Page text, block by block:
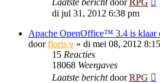
Laatste berichtdoorRPG
di jul 31, 2012 6:38 pm
Apache OpenOffice™ 3.4 is klaar
doorfloris v » di mei 08, 2012
15 Reacties
18068 Weergaves
Laatste berichtdoorRPG